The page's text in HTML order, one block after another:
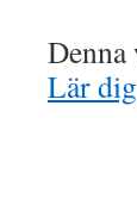
Denna
Lär